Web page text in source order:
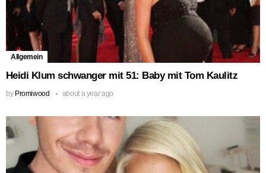
Allgemein
Heidi Klum schwanger mit 51: Baby mit Tom Kaulitz
by Promiwood about a year ago